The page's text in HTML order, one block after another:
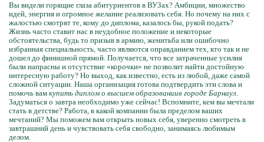
Вы видели горящие глаза абитуриентов в ВУЗах? Амбиции, множество
идей, энергия и огромное желание реализовать себя. Но почему на них с
жалостью смотрят те, кому до диплома, казалось бы, рукой подать?
Жизнь часто ставит нас в неудобное положение и некоторые
обстоятельства, будь то призыв в армию, женитьба или ошибочно
избранная специальность, часто являются оправданием тех, кто так и не
дошел до финишной прямой. Получается, что все затраченные усилия
были напрасны и отсутствие «корочки» не позволит найти достойную
интересную работу? Но выход, как известно, есть из любой, даже самой
сложной ситуации. Наша организация готова подтвердить эти слова и
помочь вам купить диплом о высшем образованиив городе Барнаул.
Задуматься о завтра необходимо уже сейчас! Вспомните, кем вы мечтали
стать в детстве? Работа, в какой компании была пределом ваших
мечтаний? Мы поможем вам открыть новых себя, уверенно смотреть в
завтрашний день и чувствовать себя свободно, занимаясь любимым
делом.